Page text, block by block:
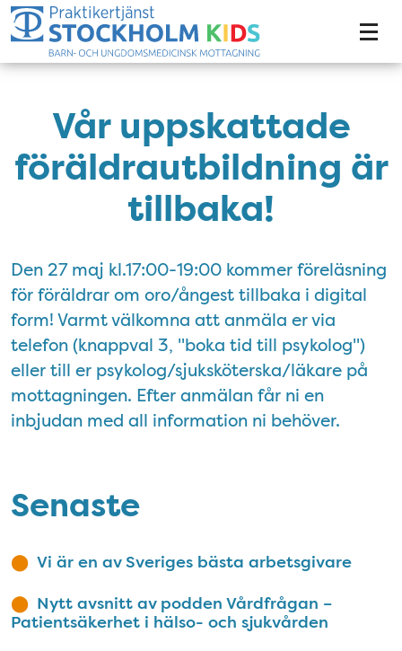
Tillgänglighetsmeny
Vår uppskattade
föräldrautbildning är
tillbaka!
Den 27 maj kl.17:00-19:00 kommer föreläsning
för föräldrar om oro/ångest tillbaka i digital
form! Varmt välkomna att anmäla er via
telefon (knappval 3, "boka tid till psykolog")
eller till er psykolog/sjuksköterska/läkare på
mottagningen. Efter anmälan får ni en
inbjudan med all information ni behöver.
Senaste
Vi är en av Sveriges bästa arbetsgivare
Nytt avsnitt av podden Vårdfrågan –
Patientsäkerhet i hälso- och sjukvården